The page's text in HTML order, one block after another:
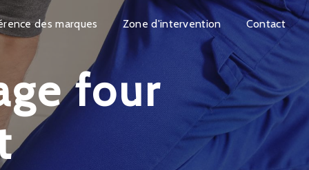
des marques Zone d'intervention Contact